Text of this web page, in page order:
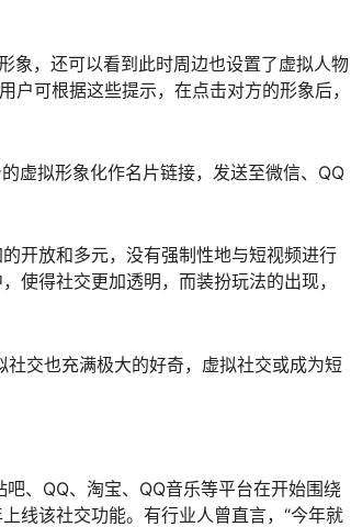
象，还可以看到此时周边也设置了虚拟人物
户可根据这些提示，在点击对方的形象后，
虚拟形象化作名片链接，发送至微信、QQ
开放和多元，没有强制性地与短视频进行
使得社交更加透明，而装扮玩法的出现，
社交也充满极大的好奇，虚拟社交或成为短
、QQ、淘宝、QQ音乐等平台在开始围绕
线该社交功能。有行业人曾直言，“今年就